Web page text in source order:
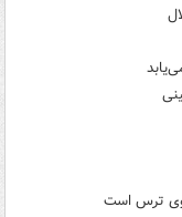
روی ترس است